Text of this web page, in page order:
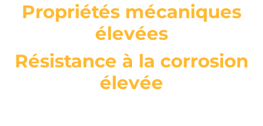
Propriétés mécaniques
élevées
Résistance à la corrosion
élevée